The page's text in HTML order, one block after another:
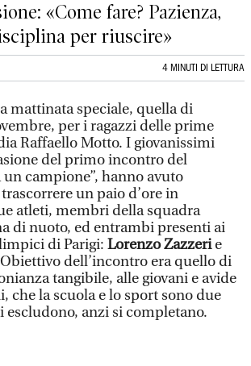
«Come fare? Pazienza,
per riuscire»
4 MINUTI DI LETTURA
mattinata speciale, quella di
per i ragazzi delle prime
Raffaello Motto. I giovanissimi
del primo incontro del
un campione”, hanno avuto
un paio d’ore in
atleti, membri della squadra
di nuoto, ed entrambi presenti ai
di Parigi: Lorenzo Zazzerie
dell’incontro era quello di
tangibile, alle giovani e avide
che la scuola e lo sport sono due
escludono, anzi si completano.